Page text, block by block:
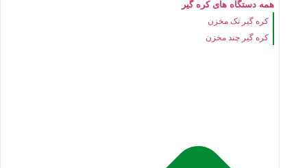
همه دستگاه های کره گیر
کره گیر تک مخزن
کره گیر چند مخزن